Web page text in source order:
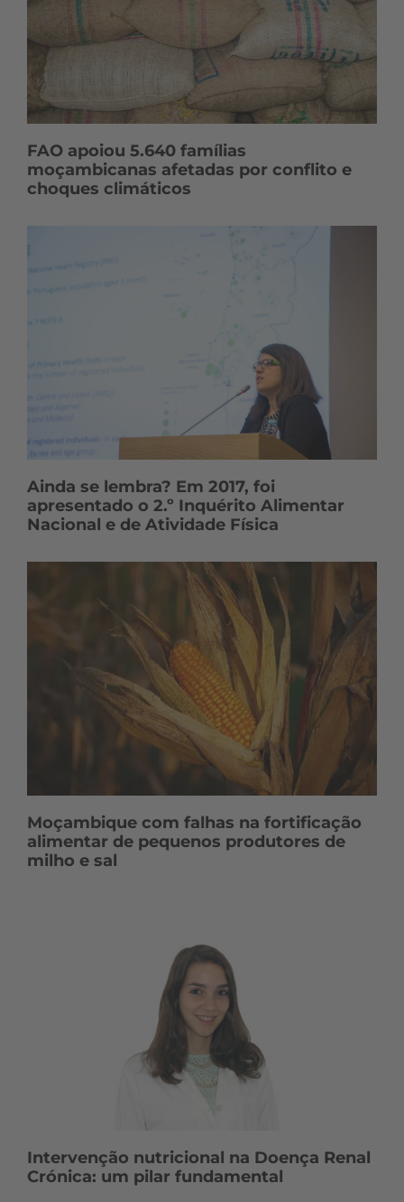
FAO apoiou 5.640 famílias
moçambicanas afetadas por conflito e
choques climáticos
Ainda se lembra? Em 2017, foi
apresentado o 2.º Inquérito Alimentar
Nacional e de Atividade Física
Moçambique com falhas na fortificação
alimentar de pequenos produtores de
milho e sal
Intervenção nutricional na Doença Renal
Crónica: um pilar fundamental